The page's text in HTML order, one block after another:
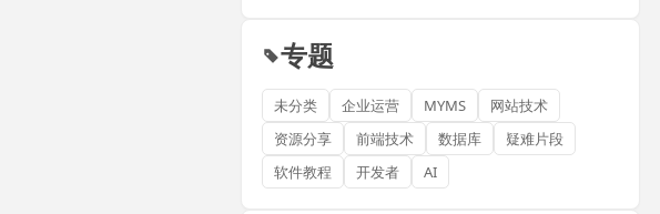
专题
未分类 企业运营 MYMS
网站技术
资源分享
前端技术 数据库
疑难片段
软件教程
开发者 AI